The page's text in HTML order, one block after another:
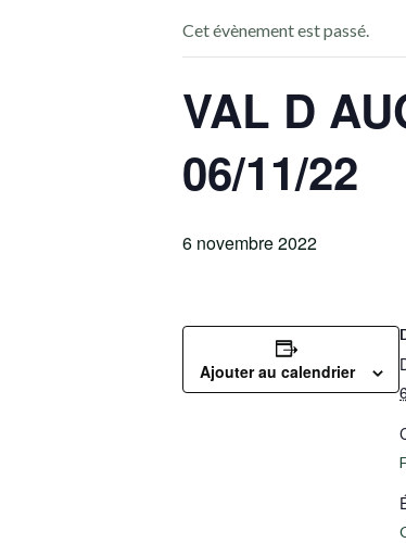
Cet évènement est passé.
VAL D
06/11/22
6 novembre 2022
Ajouter au calendrier